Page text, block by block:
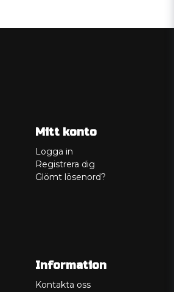
Mitt konto
Logga in
Registrera dig
Glömt lösenord?
Information
Kontakta oss